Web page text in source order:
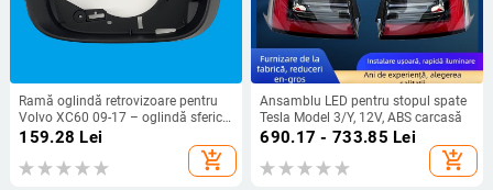
Ramă oglindă retrovizoare pentru
Volvo XC60 09-17 – oglindă sferică,
12V, ramă ABS, capac ABS, oglindă
159.28 Lei
add_shopping_cart
Ansamblu LED pentru stopul spate
Tesla Model 3/Y, 12V, ABS carcasă
690.17 - 733.85 Lei
add_shopping_cart